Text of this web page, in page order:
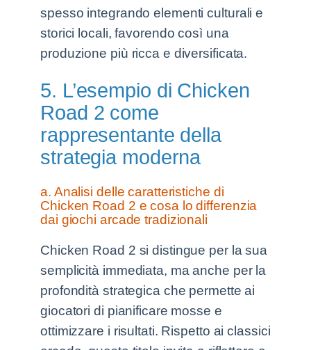
spesso integrando elementi culturali e
storici locali, favorendo così una
produzione più ricca e diversificata.
5. L’esempio di Chicken
Road 2 come
rappresentante della
strategia moderna
a. Analisi delle caratteristiche di
Chicken Road 2 e cosa lo differenzia
dai giochi arcade tradizionali
Chicken Road 2 si distingue per la sua
semplicità immediata, ma anche per la
profondità strategica che permette ai
giocatori di pianificare mosse e
ottimizzare i risultati. Rispetto ai classici